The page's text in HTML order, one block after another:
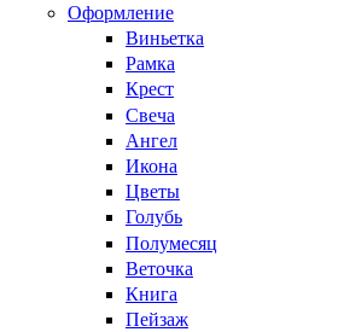
Оформление
Виньетка
Рамка
Крест
Свеча
Ангел
Икона
Цветы
Голубь
Полумесяц
Веточка
Книга
Пейзаж